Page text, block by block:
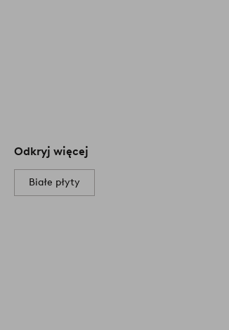
Odkryj więcej
Białe płyty